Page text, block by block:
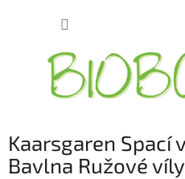
Kaarsgaren Spací
Bavlna Ružové